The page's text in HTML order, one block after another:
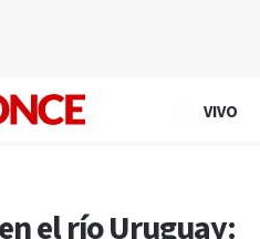
VIVO
el río Uruguay: